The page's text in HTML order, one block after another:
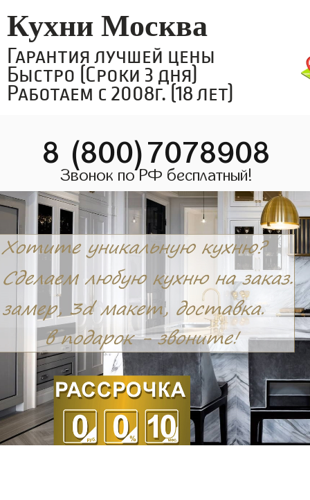
Кухни Москва
Гарантия лучшей цены
Быстро (Сроки 3 дня)
Работаем с 2008г. (18 лет)
8 (800)7078908
Звонок по РФ бесплатный!